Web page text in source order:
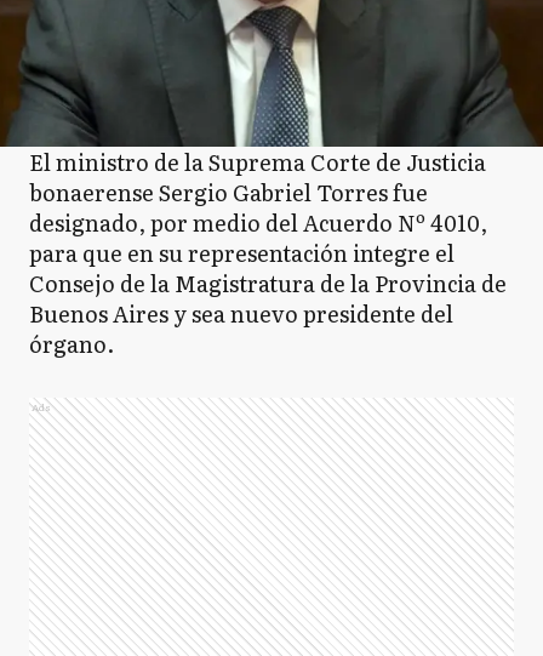
El ministro de la Suprema Corte de Justicia
bonaerense Sergio Gabriel Torres fue
designado, por medio del Acuerdo Nº 4010,
para que en su representación integre el
Consejo de la Magistratura de la Provincia de
Buenos Aires y sea nuevo presidente del
órgano.
Ads